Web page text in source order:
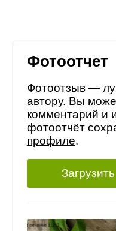
Фотоотчет
Фотоотзыв —
автору. Вы
комментарий и
фотоотчёт
профиле.
Загрузить